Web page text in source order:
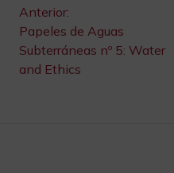
Navegación
de
Anterior:
Papeles de Aguas
Subterráneas nº 5: Water
and Ethics